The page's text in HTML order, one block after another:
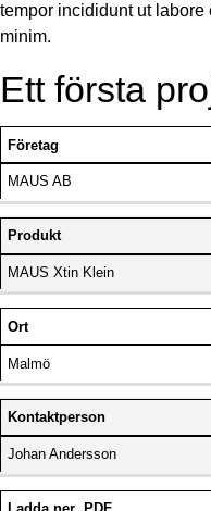
tempor incididunt ut labore
minim.
Ett första
Företag
MAUS AB
Produkt
MAUS Xtin Klein
Ort
Malmö
Kontaktperson
Johan Andersson